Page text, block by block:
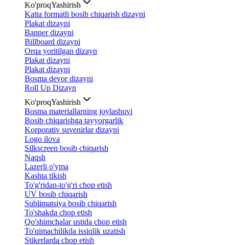
Ko'proqYashirish
Katta formatli bosib chiqarish dizayni
Plakat dizayni
Banner dizayni
Billboard dizayni
Orqa yoritilgan dizayn
Plakat dizayni
Plakat dizayni
Bosma devor dizayni
Roll Up Dizayn
Ko'proqYashirish
Bosma materiallarning joylashuvi
Bosib chiqarishga tayyorgarlik
Korporativ suvenirlar dizayni
Logo ilova
Silkscreen bosib chiqarish
Naqsh
Lazerli o'yma
Kashta tikish
To'g'ridan-to'g'ri chop etish
UV bosib chiqarish
Sublimatsiya bosib chiqarish
To'shakda chop etish
Qo'shimchalar ustida chop etish
To'qimachilikda issiqlik uzatish
Stikerlarda chop etish